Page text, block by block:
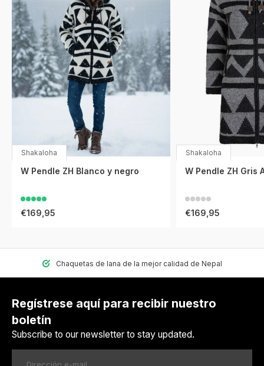
Shakaloha
W Pendle ZH Blanco y negro
€169,95
Shakaloha
W Pendle ZH Gris
€169,95
Chaquetas de lana de la mejor calidad de Nepal
Regístrese aquí para recibir nuestro
boletín
Subscribe to our newsletter to stay updated.